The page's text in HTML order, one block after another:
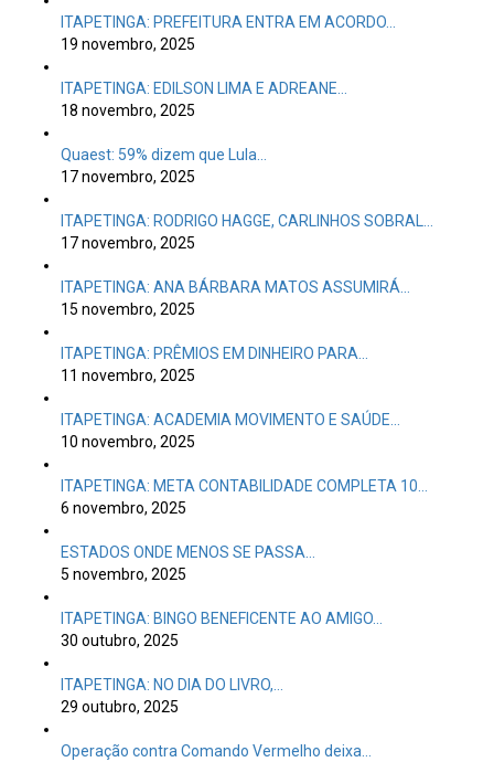
ITAPETINGA: PREFEITURA ENTRA EM ACORDO…
19 novembro, 2025
ITAPETINGA: EDILSON LIMA E ADREANE…
18 novembro, 2025
Quaest: 59% dizem que Lula…
17 novembro, 2025
ITAPETINGA: RODRIGO HAGGE, CARLINHOS SOBRAL…
17 novembro, 2025
ITAPETINGA: ANA BÁRBARA MATOS ASSUMIRÁ…
15 novembro, 2025
ITAPETINGA: PRÊMIOS EM DINHEIRO PARA…
11 novembro, 2025
ITAPETINGA: ACADEMIA MOVIMENTO E SAÚDE…
10 novembro, 2025
ITAPETINGA: META CONTABILIDADE COMPLETA 10…
6 novembro, 2025
ESTADOS ONDE MENOS SE PASSA…
5 novembro, 2025
ITAPETINGA: BINGO BENEFICENTE AO AMIGO…
30 outubro, 2025
ITAPETINGA: NO DIA DO LIVRO,…
29 outubro, 2025
Operação contra Comando Vermelho deixa…